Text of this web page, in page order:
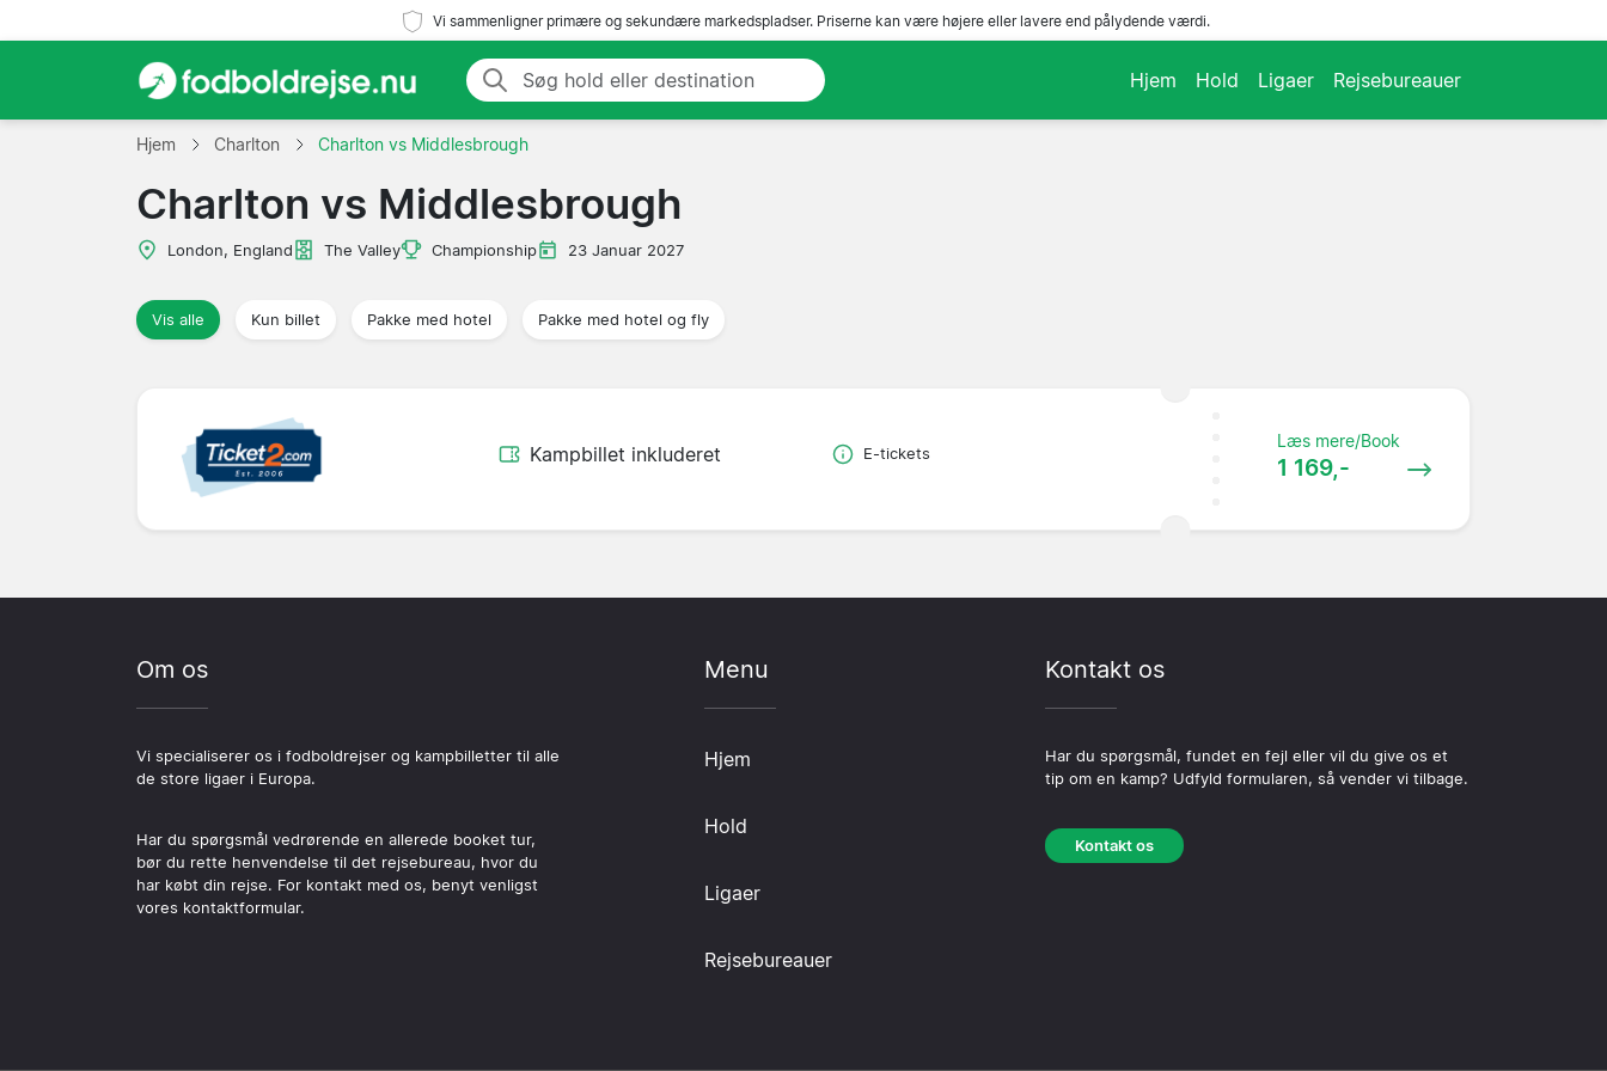
Vi sammenligner primære og sekundære markedspladser. Priserne kan være højere eller lavere end pålydende værdi.
Hjem Hold Ligaer Rejsebureauer
Hjem Charlton Charlton vs Middlesbrough
Charlton vs Middlesbrough
London, England The Valley Championship 23 Januar 2027
Vis alle Kun billet Pakke med hotel Pakke med hotel og fly
Kampbillet inkluderet E-tickets
Læs mere/Book
1 169,-
Om os
Vi specialiserer os i fodboldrejser og kampbilletter til alle
de store ligaer i Europa.
Har du spørgsmål vedrørende en allerede booket tur,
bør du rette henvendelse til det rejsebureau, hvor du
har købt din rejse. For kontakt med os, benyt venligst
vores kontaktformular.
Menu
Hjem
Hold
Ligaer
Rejsebureauer
Kontakt os
Har du spørgsmål, fundet en fejl eller vil du give os et
tip om en kamp? Udfyld formularen, så vender vi tilbage.
Kontakt os